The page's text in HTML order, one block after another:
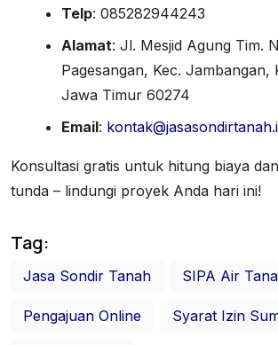
Telp: 085282944243
Alamat: Jl. Mesjid Agung Tim.
Pagesangan, Kec. Jambangan,
Jawa Timur 60274
Email:
Konsultasi gratis untuk hitung biaya
tunda – lindungi proyek Anda hari ini!
Tag:
Jasa Sondir Tanah SIPA Air
Pengajuan Online Syarat Izin